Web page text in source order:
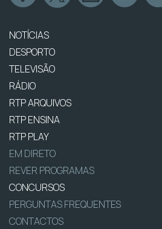
NOTÍCIAS
DESPORTO
TELEVISÃO
RÁDIO
RTP ARQUIVOS
RTP ENSINA
RTP PLAY
EM DIRETO
REVER PROGRAMAS
CONCURSOS
PERGUNTAS FREQUENTES
CONTACTOS